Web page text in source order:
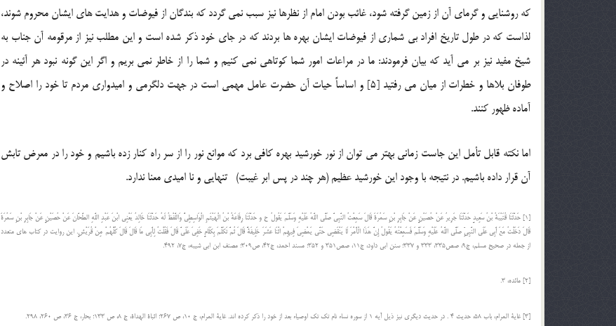
که روشنایی و گرمای آن از زمین گرفته شود، غائب بودن امام از نظرها نیز سبب نمی گردد که بندگان از فیوضات و هدایت های ایشان محروم شوند،
لذاست که در طول تاریخ افراد بی شماری از فیوضات ایشان بهره ها بردند که در جای خود ذکر شده است و این مطلب نیز از مرقومه آن جناب به
شیخ مفید نیز بر می آید که بیان فرمودند: ما در مراعات امور شما کوتاهی نمی کنیم و شما را از خاطر نمی بریم و اگر این گونه نبود هر آئینه در
طوفان بلاها و خطرات از میان می رفتید [5] و اساساً حیات آن حضرت عامل مهمی است در جهت دلگرمی و امیدواری مردم تا خود را اصلاح و
آماده ظهور کنند.
اما نکته قابل تأمل این جاست زمانی بهتر می توان از نور خورشید بهره کافی برد که موانع نور را از سر راه کنار زده باشیم و خود را در معرض تابش
آن قرار داده باشیم. در نتیجه با وجود این خورشید عظیم (هر چند در پس ابر غیبت) تنهایی و نا امیدی معنا ندارد.
[1] حَدَّثَنَا قُتَیْبَةُ بْنُ سَعِیدٍ حَدَّثَنَا جَرِیرٌ عَنْ حُصَیْنٍ عَنْ جَابِرِ بْنِ سَمُرَةَ قَالَ سَمِعْتُ النَّبِیَّ صَلَّى اللَّهُ عَلَیْهِ وَسَلَّمَ یَقُولُ ح و حَدَّثَنَا رِفَاعَةُ بْنُ الْهَیْثَمِ الْوَاسِطِیُّ وَاللَّفْظُ لَهُ حَدَّثَنَا خَالِدٌ یَعْنِی ابْنَ عَبْدِ اللَّهِ الطَّحَّانَ عَنْ حُصَیْنٍ عَنْ جَابِرِ بْنِ سَمُرَةَ
قَالَ دَخَلْتُ مَعَ أَبِی عَلَى النَّبِیِّ صَلَّى اللَّهُ عَلَیْهِ وَسَلَّمَ فَسَمِعْتُهُ یَقُولُ إِنَّ هَذَا الْأَمْرَ لَا یَنْقَضِی حَتَّى یَمْضِیَ فِیهِمْ اثْنَا عَشَرَ خَلِیفَةً قَالَ ثُمَّ تَکَلَّمَ بِکَلَامٍ خَفِیَ عَلَیَّ قَالَ فَقُلْتُ لِأَبِی مَا قَالَ قَالَ کُلُّهُمْ مِنْ قُرَیْشٍ. این روایت در کتاب های متعدد
از جمله در صحیح مسلم، ج9، صص335، 333 و 337؛ سنن ابی داود، ج11، صص351 و 352؛ مسند احمد، ج42، ص309؛ مصنف ابن ابی شیبه، ج7، 492.
[2] مائده، 3.
[3] غایة المرام، باب 58، حدیث 4 . در حدیث دیگری نیز ذیل آیه 1 از سوره نساء نام تک تک اوصیاء بعد از خود را ذکر کرده اند. غایة المرام، ج 10، ص 267؛ اثباة الهداة، ج 8، ص 133؛ بحار، ج 36، ص 260، 298.